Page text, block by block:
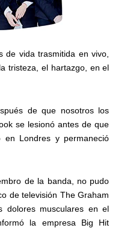
de vida trasmitida en vivo,
tristeza, el hartazgo, en el
de que nosotros los
se lesionó antes de que
Londres y permaneció
de la banda, no pudo
de televisión The Graham
dolores musculares en el
la empresa Big Hit